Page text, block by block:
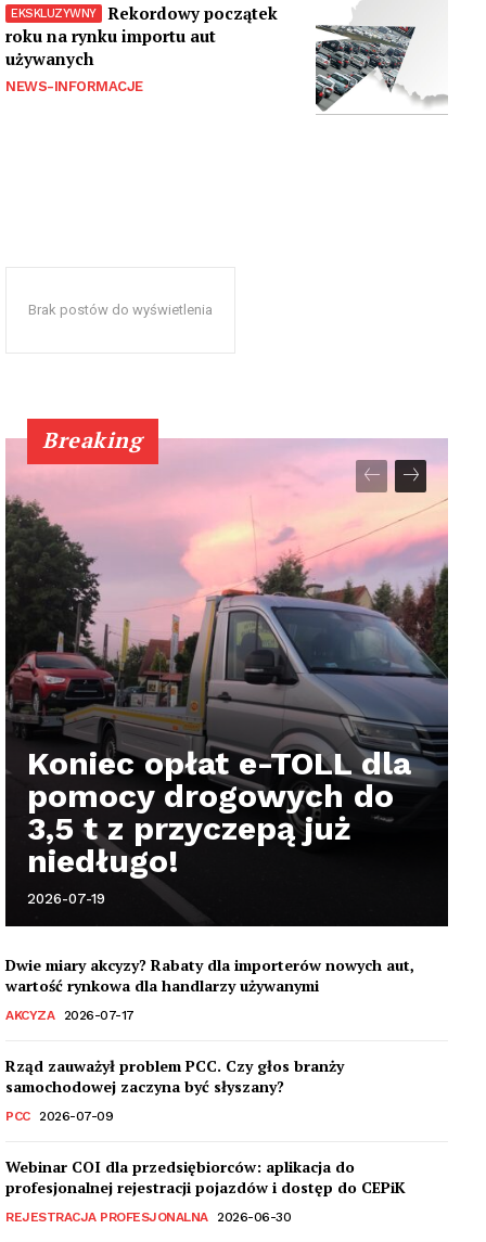
Rekordowy początek
roku na rynku importu aut
używanych
NEWS-INFORMACJE
Brak postów do wyświetlenia
Breaking
Koniec opłat e-TOLL dla
pomocy drogowych do
3,5 t z przyczepą już
niedługo!
2026-07-19
Dwie miary akcyzy? Rabaty dla importerów nowych aut,
wartość rynkowa dla handlarzy używanymi
AKCYZA 2026-07-17
Rząd zauważył problem PCC. Czy głos branży
samochodowej zaczyna być słyszany?
PCC 2026-07-09
Webinar COI dla przedsiębiorców: aplikacja do
profesjonalnej rejestracji pojazdów i dostęp do CEPiK
REJESTRACJA PROFESJONALNA 2026-06-30